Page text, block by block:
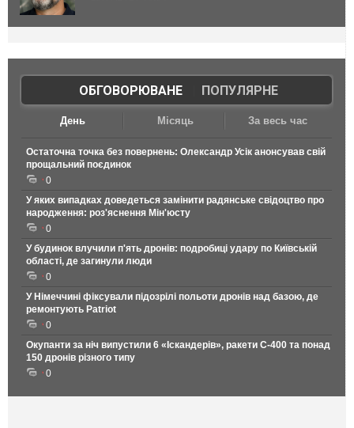
ОБГОВОРЮВАНЕ| ПОПУЛЯРНЕ
День Місяць За весь час
Остаточна точка без повернень: Олександр Усік анонсував свій
прощальний поєдинок
0
У яких випадках доведеться замінити радянське свідоцтво про
народження: роз'яснення Мін'юсту
0
У будинок влучили п'ять дронів: подробиці удару по Київській
області, де загинули люди
0
У Німеччині фіксували підозрілі польоти дронів над базою, де
ремонтують Patriot
0
Окупанти за ніч випустили 6 «Іскандерів», ракети С-400 та понад
150 дронів різного типу
0